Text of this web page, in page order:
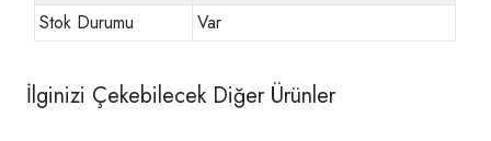
Stok Durumu
Var
İlginizi Çekebilecek Diğer Ürünler